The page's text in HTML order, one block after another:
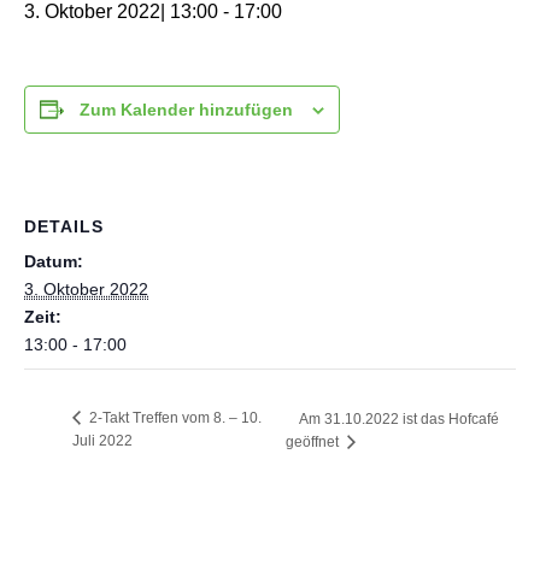
3. Oktober 2022| 13:00 - 17:00
Zum Kalender hinzufügen
DETAILS
Datum:
3. Oktober 2022
Zeit:
13:00 - 17:00
2-Takt Treffen vom 8. – 10.
Juli 2022
Am 31.10.2022 ist das Hofcafé
geöffnet